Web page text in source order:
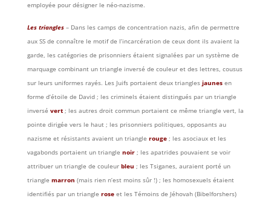
employée pour désigner le néo-nazisme.
Les triangles – Dans les camps de concentration nazis, afin de permettre
aux SS de connaître le motif de l’incarcération de ceux dont ils avaient la
garde, les catégories de prisonniers étaient signalées par un système de
marquage combinant un triangle inversé de couleur et des lettres, cousus
sur leurs uniformes rayés. Les Juifs portaient deux triangles jaunesen
forme d’étoile de David ; les criminels étaient distingués par un triangle
inversé vert ; les autres droit commun portaient ce même triangle vert, la
pointe dirigée vers le haut ; les prisonniers politiques, opposants au
nazisme et résistants avaient un triangle rouge; les asociaux et les
vagabonds portaient un triangle noir; les apatrides pouvaient se voir
attribuer un triangle de couleur bleu ; les Tsiganes, auraient porté un
triangle marron (mais rien n’est moins sûr !) ; les homosexuels étaient
identifiés par un triangle roseet les Témoins de Jéhovah (Bibelforshers)